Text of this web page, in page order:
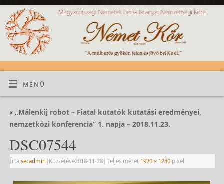
MENÜ
«„Málenkij robot – Fiatal kutatók kutatási eredményei,
nemzetközi konferencia” 1. napja – 2018.11.23.
DSC07544
Írta:secadmin | Közzétéve2018-11-28| Teljes méret 1920 × 1280pixel